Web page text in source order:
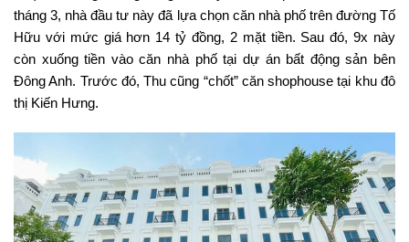
tháng 3, nhà đầu tư này đã lựa chọn căn nhà phố trên đường Tố
Hữu với mức giá hơn 14 tỷ đồng, 2 mặt tiền. Sau đó, 9x này
còn xuống tiền vào căn nhà phố tại dự án bất động sản bên
Đông Anh. Trước đó, Thu cũng “chốt” căn shophouse tại khu đô
thị Kiến Hưng.